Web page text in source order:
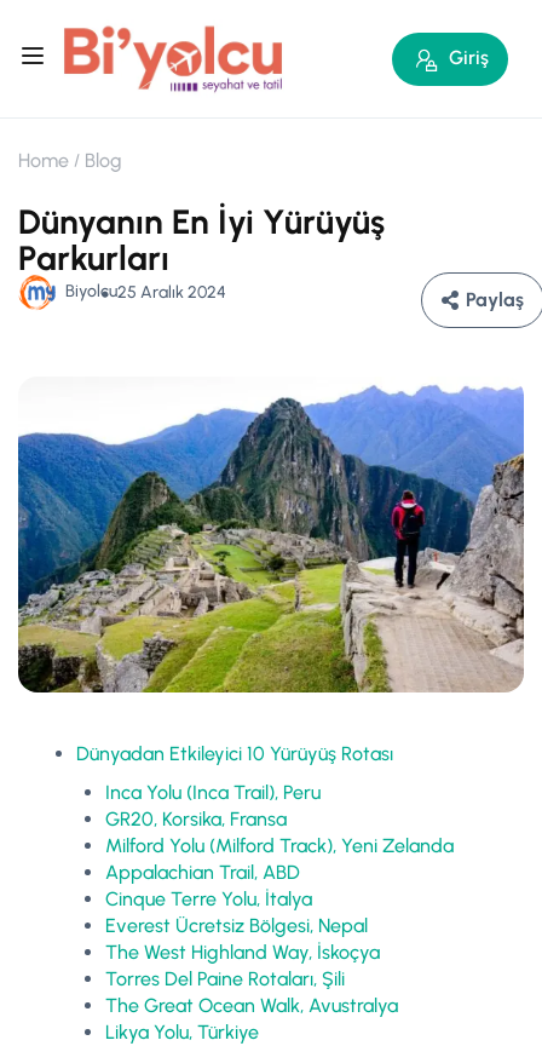
Giriş
Home Blog
Dünyanın En İyi Yürüyüş
Parkurları
Biyolcu25 Aralık 2024 Paylaş
Dünyadan Etkileyici 10 Yürüyüş Rotası
Inca Yolu (Inca Trail), Peru
GR20, Korsika, Fransa
Milford Yolu (Milford Track), Yeni Zelanda
Appalachian Trail, ABD
Cinque Terre Yolu, İtalya
Everest Ücretsiz Bölgesi, Nepal
The West Highland Way, İskoçya
Torres Del Paine Rotaları, Şili
The Great Ocean Walk, Avustralya
Likya Yolu, Türkiye